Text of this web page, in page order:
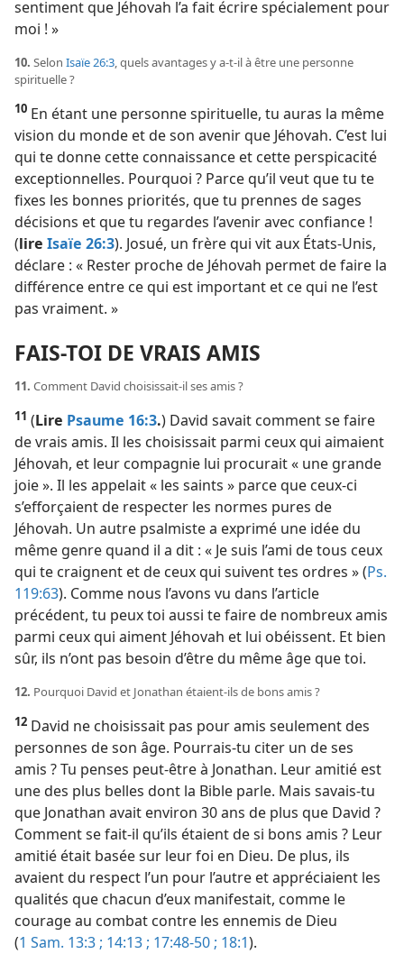
sentiment que Jéhovah l’a fait écrire spécialement pour
moi ! »
10. Selon Isaïe 26:3, quels avantages y a-​t-​il à être une personne
spirituelle ?
10 En étant une personne spirituelle, tu auras la même
vision du monde et de son avenir que Jéhovah. C’est lui
qui te donne cette connaissance et cette perspicacité
exceptionnelles. Pourquoi ? Parce qu’il veut que tu te
fixes les bonnes priorités, que tu prennes de sages
décisions et que tu regardes l’avenir avec confiance !
(lire Isaïe 26:3). Josué, un frère qui vit aux États-Unis,
déclare : « Rester proche de Jéhovah permet de faire la
différence entre ce qui est important et ce qui ne l’est
pas vraiment. »
FAIS-​TOI DE VRAIS AMIS
11. Comment David choisissait-​il ses amis ?
11 (Lire Psaume 16:3.) David savait comment se faire
de vrais amis. Il les choisissait parmi ceux qui aimaient
Jéhovah, et leur compagnie lui procurait « une grande
joie ». Il les appelait « les saints » parce que ceux-ci
s’efforçaient de respecter les normes pures de
Jéhovah. Un autre psalmiste a exprimé une idée du
même genre quand il a dit : « Je suis l’ami de tous ceux
qui te craignent et de ceux qui suivent tes ordres » (Ps.
119:63). Comme nous l’avons vu dans l’article
précédent, tu peux toi aussi te faire de nombreux amis
parmi ceux qui aiment Jéhovah et lui obéissent. Et bien
sûr, ils n’ont pas besoin d’être du même âge que toi.
12. Pourquoi David et Jonathan étaient-​ils de bons amis ?
12 David ne choisissait pas pour amis seulement des
personnes de son âge. Pourrais-​tu citer un de ses
amis ? Tu penses peut-être à Jonathan. Leur amitié est
une des plus belles dont la Bible parle. Mais savais-​tu
que Jonathan avait environ 30 ans de plus que David ?
Comment se fait-​il qu’ils étaient de si bons amis ? Leur
amitié était basée sur leur foi en Dieu. De plus, ils
avaient du respect l’un pour l’autre et appréciaient les
qualités que chacun d’eux manifestait, comme le
courage au combat contre les ennemis de Dieu
(1 Sam. 13:3 ; 14:13 ; 17:48-50 ; 18:1).